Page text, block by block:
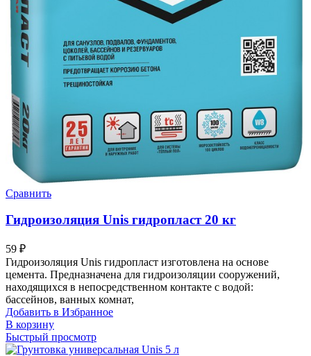
Сравнить
Гидроизоляция Unis гидропласт 20 кг
59 ₽
Гидроизоляция Unis гидропласт изготовлена на основе
цемента. Предназначена для гидроизоляции сооружений,
находящихся в непосредственном контакте с водой:
бассейнов, ванных комнат,
Добавить в Избранное
В корзину
Быстрый просмотр